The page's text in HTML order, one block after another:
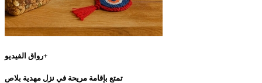
رواق الفيديو+
تمتع بإقامة مريحة في نزل مهدية بلاص